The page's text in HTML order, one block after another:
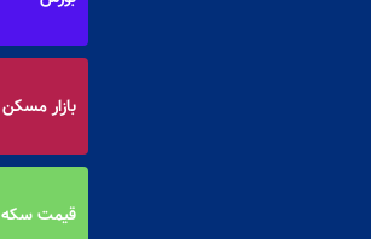
بازار مسکن
قیمت سکه